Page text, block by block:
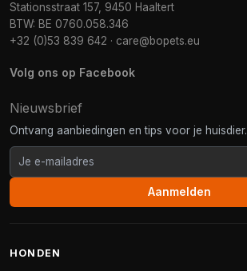
Stationsstraat 157, 9450 Haaltert
BTW: BE 0760.058.346
+32 (0)53 839 642 · care@bopets.eu
Volg ons op Facebook
Nieuwsbrief
Ontvang aanbiedingen en tips voor je huisdier.
Aanmelden
HONDEN